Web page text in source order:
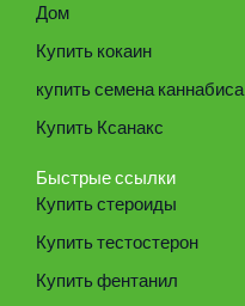
Дом
Купить кокаин
купить семена каннабиса
Купить Ксанакс
Быстрые ссылки
Купить стероиды
Купить тестостерон
Купить фентанил